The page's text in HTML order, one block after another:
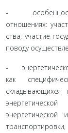
- особенности
отношениях:
ства; участие
поводу
-
как
складывающихся
энергетической